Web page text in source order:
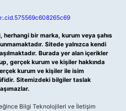
herhangi bir marka, kurum veya şahıs
Sitede yalnızca kendi
Burada yer alan içerikler
gerçek kurum ve kişiler hakkında
kurum ve kişiler ile isim
Sitemizdeki bilgiler taslak
Bilgi Teknolojileri ve İletişim